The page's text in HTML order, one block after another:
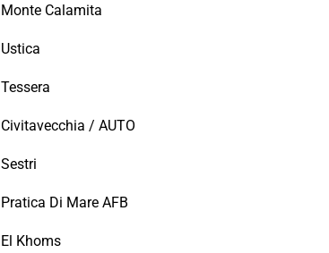
Monte Calamita
Ustica
Tessera
Civitavecchia / AUTO
Sestri
Pratica Di Mare AFB
El Khoms